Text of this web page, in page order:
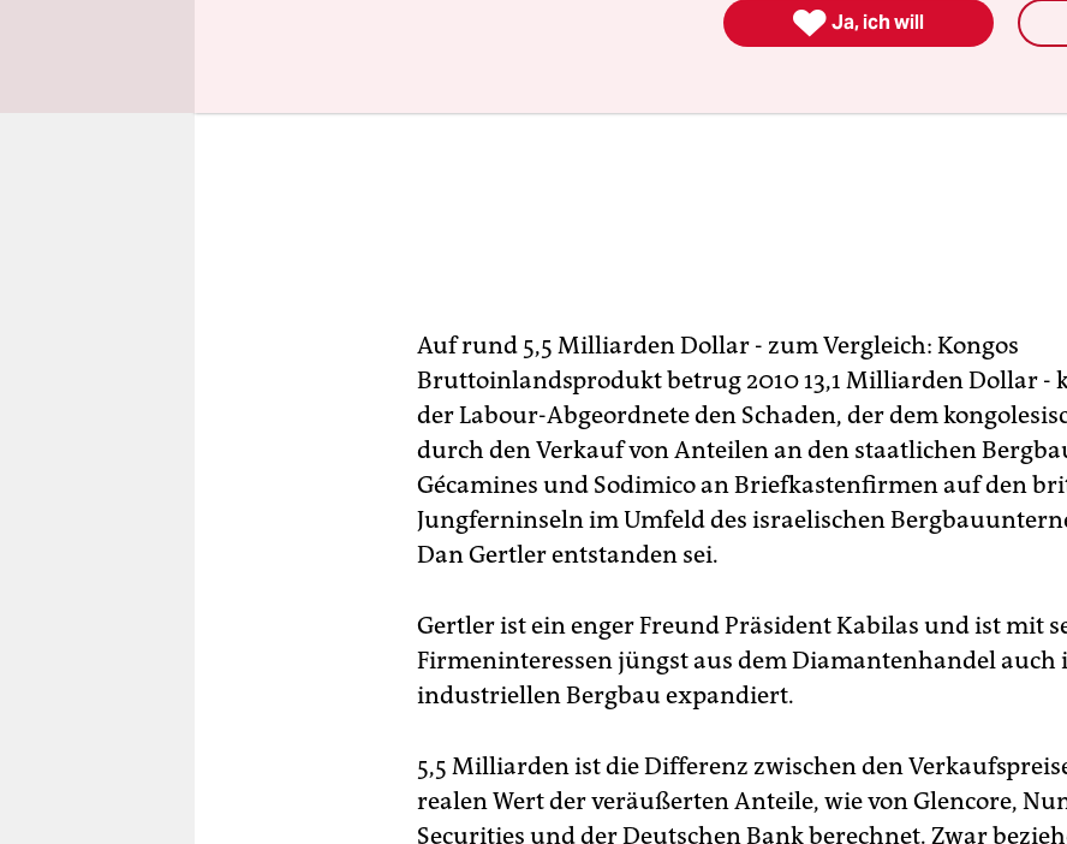
Auf rund 5,5 Milliarden Dollar - zum Vergleich: Kongos
Bruttoinlandsprodukt betrug 2010 13,1 Milliarden Dollar -
der Labour-Abgeordnete den Schaden, der dem
durch den Verkauf von Anteilen an den staatlichen
Gécamines und Sodimico an Briefkastenfirmen auf den
Jungferninseln im Umfeld des israelischen
Dan Gertler entstanden sei.
Gertler ist ein enger Freund Präsident Kabilas und ist mit
Firmeninteressen jüngst aus dem Diamantenhandel auch
industriellen Bergbau expandiert.
5,5 Milliarden ist die Differenz zwischen den
realen Wert der veräußerten Anteile, wie von Glencore,
Securities und der Deutschen Bank berechnet. Zwar
 Ja, ich will